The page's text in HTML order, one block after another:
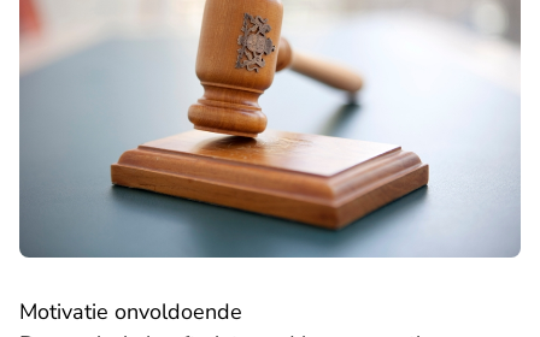
Motivatie onvoldoende